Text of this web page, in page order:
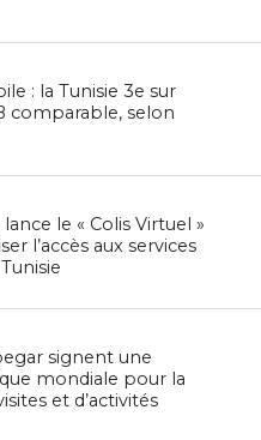
: la Tunisie 3e sur
comparable, selon
le « Colis Virtuel »
l’accès aux services
signent une
mondiale pour la
et d’activités